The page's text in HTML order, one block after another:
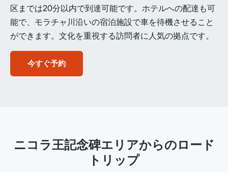
区までは20分以内で到達可能です。ホテルへの配達も可
能で、モラチャ川沿いの宿泊施設で車を待機させること
ができます。文化を重視する訪問者に人気の拠点です。
今すぐ予約
ニコラ王記念碑エリアからのロード
トリップ